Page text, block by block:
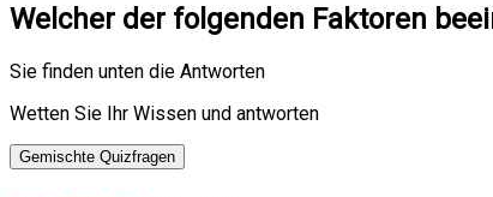
Welcher der folgenden Faktoren
Sie finden unten die Antworten
Wetten Sie Ihr Wissen und antworten
Gemischte Quizfragen